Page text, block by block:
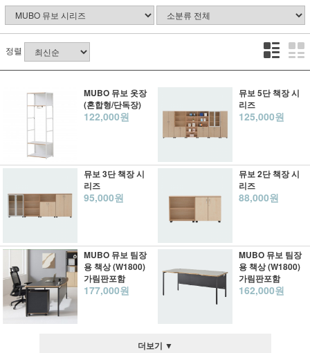
정렬
MUBO 뮤보 옷장
(혼합형/단독장)
122,000원
뮤보 5단 책장 시
리즈
125,000원
뮤보 3단 책장 시
리즈
95,000원
뮤보 2단 책장 시
리즈
88,000원
MUBO 뮤보 팀장
용 책상 (W1800)
가림판포함
177,000원
MUBO 뮤보 팀장
용 책상 (W1800)
가림판포함
162,000원
더보기 ▼